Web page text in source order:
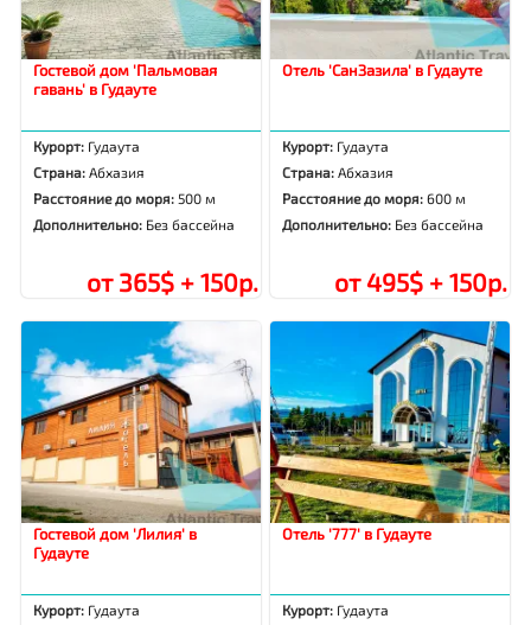
Гостевой дом 'Пальмовая
гавань' в Гудауте
Курорт: Гудаута
Страна: Абхазия
Расстояние до моря: 500 м
Дополнительно: Без бассейна
от 365$ + 150р.
Отель 'СанЗазила' в Гудауте
Курорт: Гудаута
Страна: Абхазия
Расстояние до моря:600 м
Дополнительно: Без бассейна
от 495$ + 150р.
Гостевой дом 'Лилия' в
Гудауте
Курорт: Гудаута
Отель '777' в Гудауте
Курорт: Гудаута